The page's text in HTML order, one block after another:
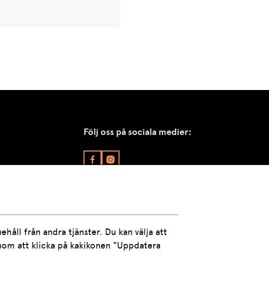
Följ oss på sociala medier:
från andra tjänster. Du kan välja att
att klicka på kakikonen "Uppdatera